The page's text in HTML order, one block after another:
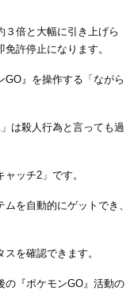
３倍と大幅に引き上げら
許停止になります。
』を操作する「ながら
は殺人行為と言っても過
ッチ2」です。
を自動的にゲットでき、
を確認できます。
の『ポケモンGO』活動の